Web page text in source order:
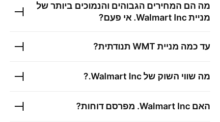
מה הם המחירים הגבוהים והנמוכים ביותר של
מנייתWalmart Inc. אי פעם?
עד כמה מנייתWMT תנודתית?
מה שווי השוק שלWalmart Inc.
?
האם Walmart Inc. מפרסם דוחות?